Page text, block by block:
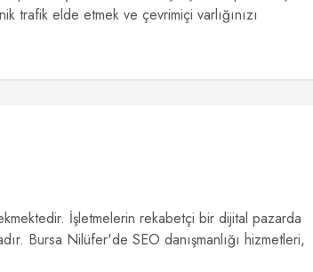
trafik elde etmek ve çevrimiçi varlığınızı
İşletmelerin rekabetçi bir dijital pazarda
Bursa Nilüfer'de SEO danışmanlığı hizmetleri,